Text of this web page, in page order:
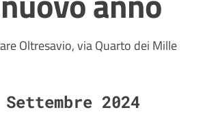
Oltresavio, via Quarto dei Mille
Settembre 2024